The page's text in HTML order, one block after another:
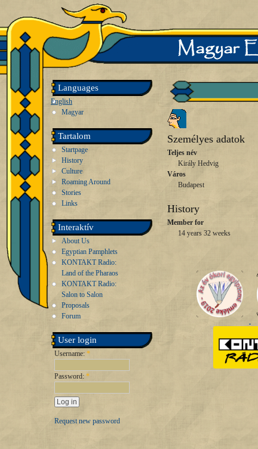
Languages
English
Magyar
Tartalom
Startpage
History
Culture
Roaming Around
Stories
Links
Interaktív
About Us
Egyptian Pamphlets
KONTAKT Radio:
Land of the Pharaos
KONTAKT Radio:
Salon to Salon
Proposals
Forum
User login
Username: *
Password: *
Request new password
Személyes adatok
Teljes név
Király Hedvig
Város
Budapest
History
Member for
14 years 32 weeks